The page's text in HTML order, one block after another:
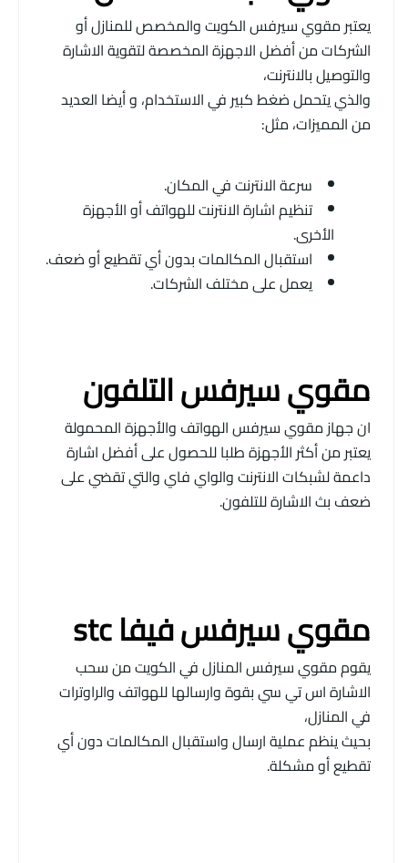
يعتبر مقوي سيرفس الكويت والمخصص للمنازل أو
الشركات من أفضل الاجهزة المخصصة لتقوية الاشارة
والتوصيل بالانترنت،
والذي يتحمل ضغط كبير في الاستخدام، و أيضا العديد
من المميزات، مثل:
سرعة الانترنت في المكان.
تنظيم اشارة الانترنت للهواتف أو الأجهزة
الأخرى.
استقبال المكالمات بدون أي تقطيع أو ضعف.
يعمل على مختلف الشركات.
مقوي سيرفس التلفون
ان جهاز مقوي سيرفس الهواتف والأجهزة المحمولة
يعتبر من أكثر الأجهزة طلبا للحصول على أفضل اشارة
داعمة لشبكات الانترنت والواي فاي والتي تقضي على
ضعف بث الاشارة للتلفون.
مقوي سيرفس فيفا
يقوم مقوي سيرفس المنازل في الكويت من سحب
الاشارة اس تي سي بقوة وارسالها للهواتف والراوترات
في المنازل،
بحيث ينظم عملية ارسال واستقبال المكالمات دون أي
تقطيع أو مشكلة.